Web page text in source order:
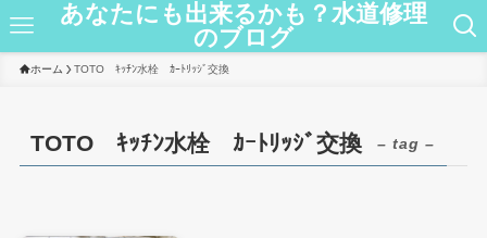
あなたにも出来るかも？水道修理
のブログ
ホーム TOTO ｷｯﾁﾝ水栓 ｶｰﾄﾘｯｼﾞ交換
TOTO ｷｯﾁﾝ水栓 ｶｰﾄﾘｯｼﾞ交換 – tag –